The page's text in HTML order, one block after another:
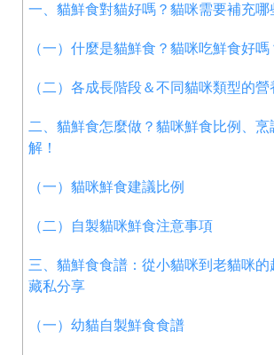
一、貓鮮食對貓好嗎？貓咪需要補充哪
（一）什麼是貓鮮食？貓咪吃鮮食好嗎
（二）各成長階段＆不同貓咪類型的
二、貓鮮食怎麼做？貓咪鮮食比例、烹
解！
（一）貓咪鮮食建議比例
（二）自製貓咪鮮食注意事項
三、貓鮮食食譜：從小貓咪到老貓咪的
藏私分享
（一）幼貓自製鮮食食譜